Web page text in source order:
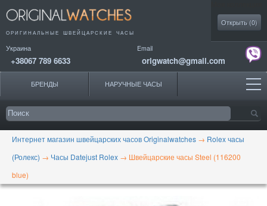
ОРИГИНАЛЬНЫЕ ШВЕЙЦАРСКИЕ ЧАСЫ
Украина
+38067 789 6633
Email
origwatch@gmail.com
Открыть (0)
БРЕНДЫ НАРУЧНЫЕ ЧАСЫ
Интернет магазин швейцарских часов Originalwatches → Rolex часы
(Ролекс) → Часы Datejust Rolex → Швейцарские часы Steel (116200
blue)